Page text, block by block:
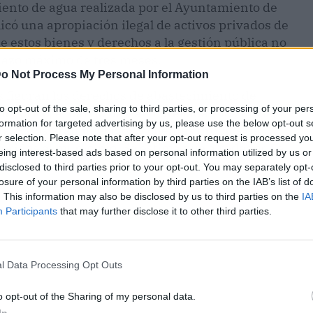
Not Process My Personal Information
opt-out of the sale, sharing to third parties, or processing of your
for targeted advertising by us, please use the below opt-out
selection. Please note that after your opt-out request is processed
interest-based ads based on personal information utilized by us
to third parties prior to your opt-out. You may separately
of your personal information by third parties on the IAB’s list of
This information may also be disclosed by us to third parties on the
Participants that may further disclose it to other third parties.
Data Processing Opt Outs
opt-out of the Sharing of my personal data.
de agua realizada por el Ayuntamiento de
una apropiación ilegal de activos privados de
bienes y derechos a la gestión pública no
máximo de tres meses.
los derechos de abastecimiento de
el barrio de Can Parellada y los núcleos
Estos eran negocios y clientes propios de
al municipio. Se estima que alrededor de
TAIGUA, están implicados en esta